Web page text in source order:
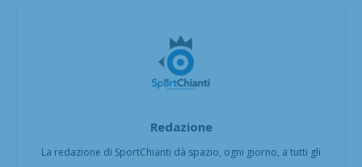
Redazione
La redazione di SportChianti dà spazio, ogni giorno, a tutti gli